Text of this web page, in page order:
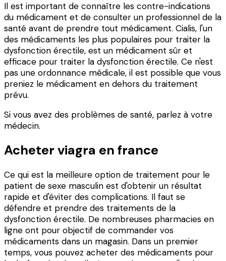
Il est important de connaître les contre-indications
du médicament et de consulter un professionnel de la
santé avant de prendre tout médicament. Cialis, l'un
des médicaments les plus populaires pour traiter la
dysfonction érectile, est un médicament sûr et
efficace pour traiter la dysfonction érectile. Ce n'est
pas une ordonnance médicale, il est possible que vous
preniez le médicament en dehors du traitement
prévu.
Si vous avez des problèmes de santé, parlez à votre
médecin.
Acheter viagra en france
Ce qui est la meilleure option de traitement pour le
patient de sexe masculin est d'obtenir un résultat
rapide et d'éviter des complications. Il faut se
défendre et prendre des traitements de la
dysfonction érectile. De nombreuses pharmacies en
ligne ont pour objectif de commander vos
médicaments dans un magasin. Dans un premier
temps, vous pouvez acheter des médicaments pour